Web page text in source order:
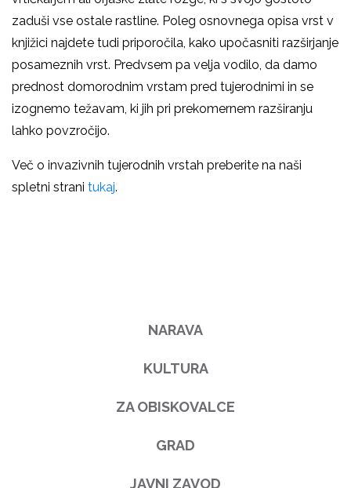
zaduši vse ostale rastline. Poleg osnovnega opisa vrst v
knjižici najdete tudi priporočila, kako upočasniti razširjanje
posameznih vrst. Predvsem pa velja vodilo, da damo
prednost domorodnim vrstam pred tujerodnimi in se
izognemo težavam, ki jih pri prekomernem razširanju
lahko povzročijo.
Več o invazivnih tujerodnih vrstah preberite na naši
spletni strani tukaj.
NARAVA
KULTURA
ZA OBISKOVALCE
GRAD
JAVNI ZAVOD